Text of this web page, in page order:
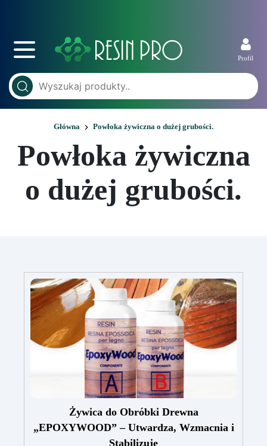
Profil
Główna Powłoka żywiczna o dużej grubości.
Powłoka żywiczna
o dużej grubości.
Żywica do Obróbki Drewna
„EPOXYWOOD” – Utwardza, Wzmacnia i
Stabilizuje